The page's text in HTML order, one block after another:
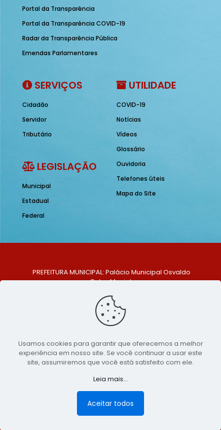
Portal da Transparência
Portal da Transparência COVID-19
Radar da Transparência Pública
Emendas Parlamentares
SERVIÇOS
Cidadão
Servidor
Tributário
LEGISLAÇÃO
Municipal
Estadual
Federal
UTILIDADE
COVID-19
Notícias
Vídeos
Glossário
Ouvidoria
Telefones úteis
Mapa do Site
PREFEITURA MUNICIPAL: Palácio Municipal Osvaldo
Celso Maciel
Centro, São Bento do Una - PE. CEP: 553370-128
TELEFONE: (81) 99548-1569
E-MAIL: ouvidoria@saobentodouna.pe.gov.br
Copyright 2021-2026 - Assessoria de Comunicação da
Prefeitura de São Bento do Una - PE
Página desenvolvida pela agência de
publicidadeLumusWeb - Agência Digital
Usamos cookies para garantir que oferecemos a melhor
experiência em nosso site. Se você continuar a usar este
site, assumiremos que você está satisfeito com ele.
Leia mais...
Aceitar todos